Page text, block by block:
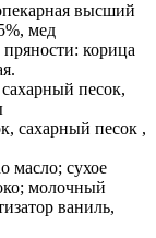
высший
мед
корица
песок,
сахарный песок ,
масло; сухое
молочный
ваниль,